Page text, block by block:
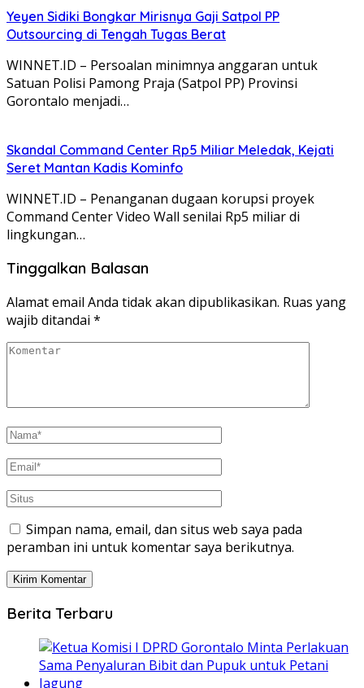
Yeyen Sidiki Bongkar Mirisnya Gaji Satpol PP
Outsourcing di Tengah Tugas Berat
WINNET.ID – Persoalan minimnya anggaran untuk
Satuan Polisi Pamong Praja (Satpol PP) Provinsi
Gorontalo menjadi…
Skandal Command Center Rp5 Miliar Meledak, Kejati
Seret Mantan Kadis Kominfo
WINNET.ID – Penanganan dugaan korupsi proyek
Command Center Video Wall senilai Rp5 miliar di
lingkungan…
Tinggalkan Balasan
Alamat email Anda tidak akan dipublikasikan. Ruas yang
wajib ditandai *
Simpan nama, email, dan situs web saya pada
peramban ini untuk komentar saya berikutnya.
Berita Terbaru